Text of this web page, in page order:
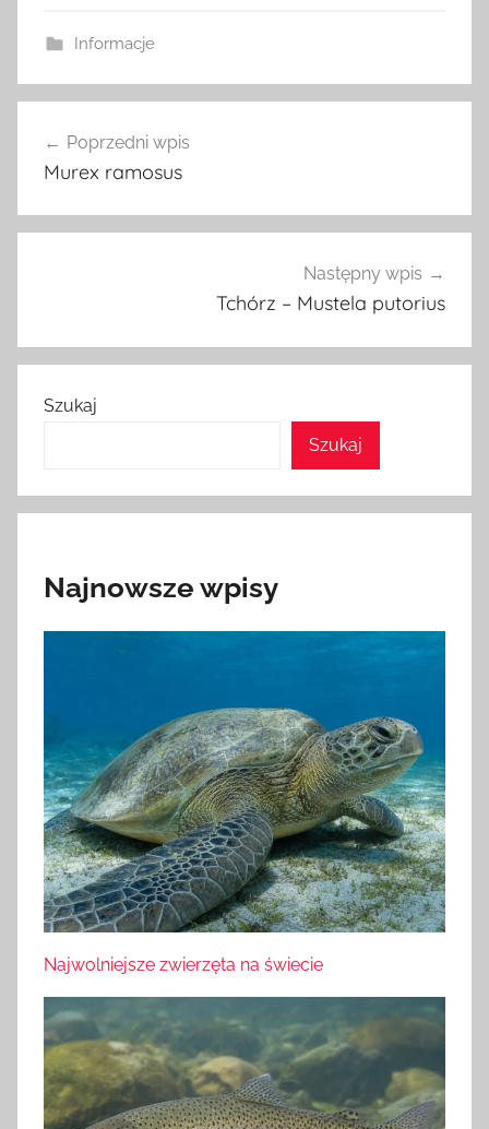
Informacje
wpisu
Poprzedni wpis
Murex ramosus
Następny wpis
Tchórz – Mustela putorius
Szukaj
Szukaj
Najnowsze wpisy
Najwolniejsze zwierzęta na świecie